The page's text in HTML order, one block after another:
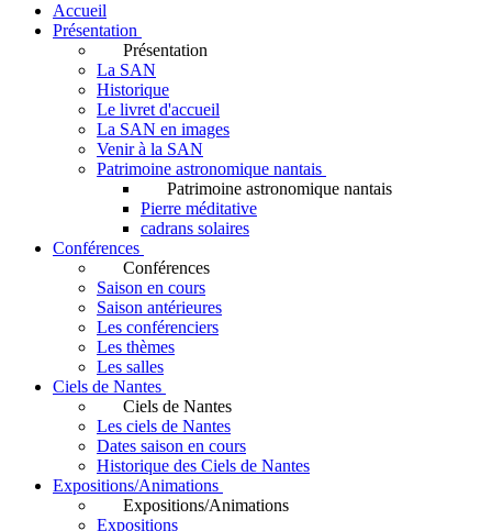
Accueil
Présentation
Présentation
La SAN
Historique
Le livret d'accueil
La SAN en images
Venir à la SAN
Patrimoine astronomique nantais
Patrimoine astronomique nantais
Pierre méditative
cadrans solaires
Conférences
Conférences
Saison en cours
Saison antérieures
Les conférenciers
Les thèmes
Les salles
Ciels de Nantes
Ciels de Nantes
Les ciels de Nantes
Dates saison en cours
Historique des Ciels de Nantes
Expositions/Animations
Expositions/Animations
Expositions